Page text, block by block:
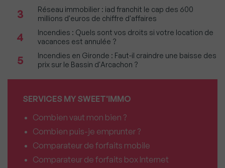
3
Réseau immobilier : iad franchit le cap des 600
millions d'euros de chiffre d'affaires
4
Incendies : Quels sont vos droits si votre location de
vacances est annulée ?
5
Incendies en Gironde : Faut-il craindre une baisse des
prix sur le Bassin d'Arcachon ?
SERVICES MY SWEET'IMMO
Combien vaut mon bien ?
Combien puis-je emprunter ?
Comparateur de forfaits mobile
Comparateur de forfaits box Internet